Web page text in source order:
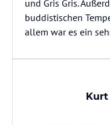
und Gris Gris.
buddistischen
allem war es ein